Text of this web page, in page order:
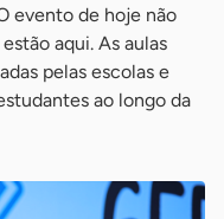
evento de hoje não
aqui. As aulas
pelas escolas e
ao longo da